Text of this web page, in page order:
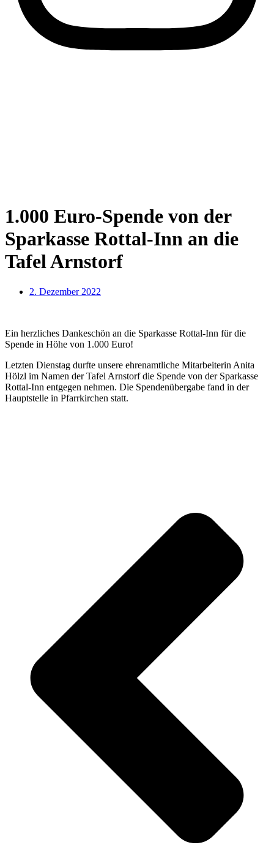
1.000 Euro-Spende von der
Sparkasse Rottal-Inn an die
Tafel Arnstorf
2. Dezember 2022
Ein herzliches Dankeschön an die Sparkasse Rottal-Inn für die
Spende in Höhe von 1.000 Euro!
Letzten Dienstag durfte unsere ehrenamtliche Mitarbeiterin Anita
Hölzl im Namen der Tafel Arnstorf die Spende von der Sparkasse
Rottal-Inn entgegen nehmen. Die Spendenübergabe fand in der
Hauptstelle in Pfarrkirchen statt.